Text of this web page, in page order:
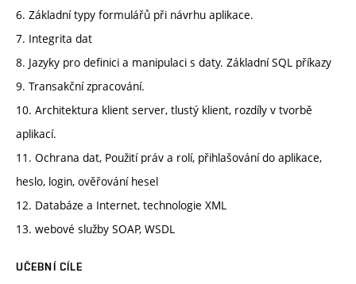
6. Základní typy formulářů při návrhu aplikace.
7. Integrita dat
8. Jazyky pro definici a manipulaci s daty. Základní SQL příkazy
9. Transakční zpracování.
10. Architektura klient server, tlustý klient, rozdíly v tvorbě
aplikací.
11. Ochrana dat, Použití práv a rolí, přihlašování do aplikace,
heslo, login, ověřování hesel
12. Databáze a Internet, technologie XML
13. webové služby SOAP, WSDL
UČEBNÍ CÍLE